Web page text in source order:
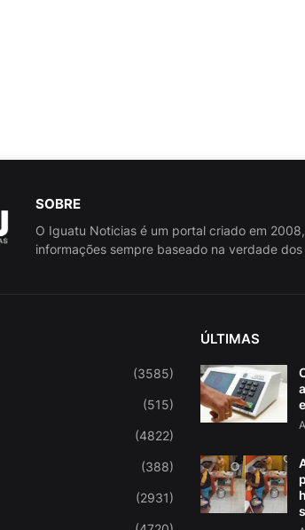
SOBRE
O Iguatu Noticias é um portal criado em
informações sempre baseado na verdade
(3585)
(515)
(4822)
(388)
(2931)
ÚLTIMAS